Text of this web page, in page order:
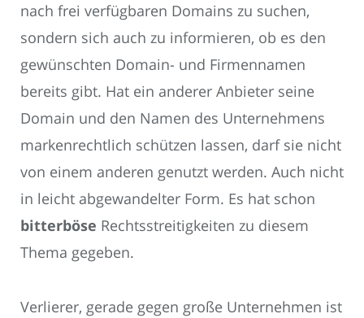
nach frei verfügbaren Domains zu suchen,
sondern sich auch zu informieren, ob es den
gewünschten Domain- und Firmennamen
bereits gibt. Hat ein anderer Anbieter seine
Domain und den Namen des Unternehmens
markenrechtlich schützen lassen, darf sie nicht
von einem anderen genutzt werden. Auch nicht
in leicht abgewandelter Form. Es hat schon
bitterböse Rechtsstreitigkeiten zu diesem
Thema gegeben.
Verlierer, gerade gegen große Unternehmen ist